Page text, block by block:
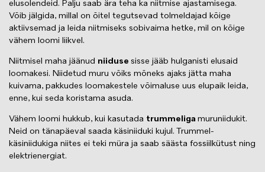
elusolendeid. Palju saab ära teha ka niitmise ajastamisega.
Võib jälgida, millal on õitel tegutsevad tolmeldajad kõige
aktiivsemad ja leida niitmiseks sobivaima hetke, mil on kõige
vähem loomi liikvel.
Niitmisel maha jäänud niiduse sisse jääb hulganisti elusaid
loomakesi. Niidetud muru võiks mõneks ajaks jätta maha
kuivama, pakkudes loomakestele võimaluse uus elupaik leida,
enne, kui seda koristama asuda.
Vähem loomi hukkub, kui kasutada trummeliga muruniidukit.
Neid on tänapäeval saada käsiniiduki kujul. Trummel-
käsiniidukiga niites ei teki müra ja saab säästa fossiilkütust ning
elektrienergiat.